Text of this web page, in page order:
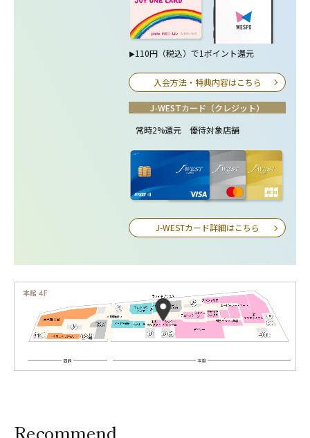
▶110円（税込）で1ポイント還元
入会方法・特典内容はこちら
J-WESTカード（クレジット）
常時2%還元 優待対象店舗
J-WESTカード詳細はこちら
Recommend